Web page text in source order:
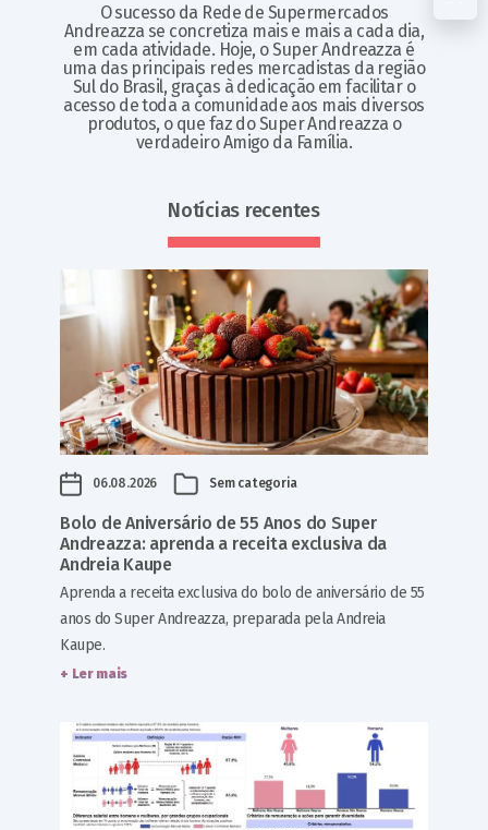
O sucesso da Rede de Supermercados
Andreazza se concretiza mais e mais a cada dia,
em cada atividade. Hoje, o Super Andreazza é
uma das principais redes mercadistas da região
Sul do Brasil, graças à dedicação em facilitar o
acesso de toda a comunidade aos mais diversos
produtos, o que faz do Super Andreazza o
verdadeiro Amigo da Família.
Notícias recentes
06.08.2026 Sem categoria
Bolo de Aniversário de 55 Anos do Super
Andreazza: aprenda a receita exclusiva da
Andreia Kaupe
Aprenda a receita exclusiva do bolo de aniversário de 55
anos do Super Andreazza, preparada pela Andreia
Kaupe.
+ Ler mais